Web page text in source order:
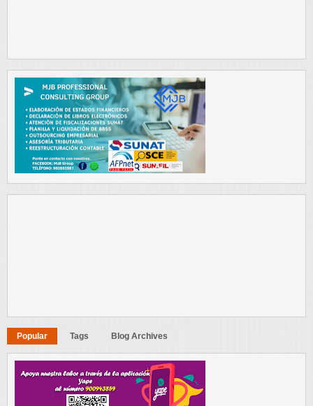
Popular Tags Blog Archives